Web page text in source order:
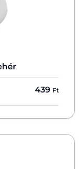
439 Ft